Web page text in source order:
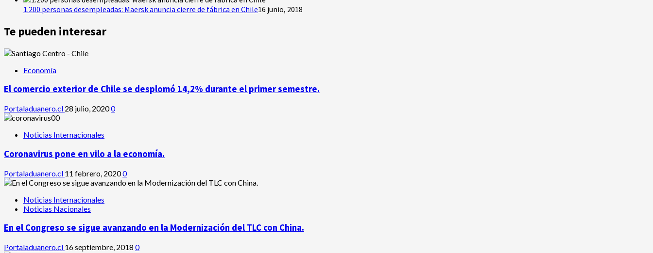
1.200 personas desempleadas: Maersk anuncia cierre de fábrica en Chile16 junio, 2018
Te pueden interesar
Economía
El comercio exterior de Chile se desplomó 14,2% durante el primer semestre.
Portaladuanero.cl 28 julio, 20200
Noticias Internacionales
Coronavirus pone en vilo a la economía.
Portaladuanero.cl 11 febrero, 20200
Noticias Internacionales
Noticias Nacionales
En el Congreso se sigue avanzando en la Modernización del TLC con China.
Portaladuanero.cl 16 septiembre, 2018 0